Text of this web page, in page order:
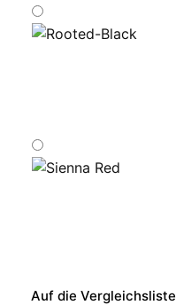
Auf die Vergleichsliste